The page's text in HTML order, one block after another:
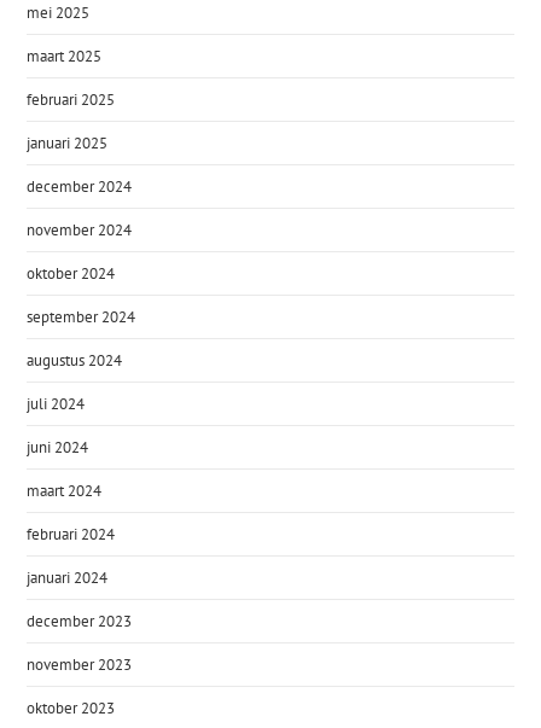
mei 2025
maart 2025
februari 2025
januari 2025
december 2024
november 2024
oktober 2024
september 2024
augustus 2024
juli 2024
juni 2024
maart 2024
februari 2024
januari 2024
december 2023
november 2023
oktober 2023